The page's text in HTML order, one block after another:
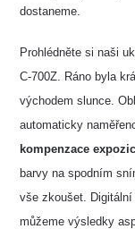
dostaneme.
Prohlédněte si naši
C-700Z. Ráno byla
východem slunce.
automaticky
kompenzace
barvy na spodním
vše zkoušet.
můžeme výsledky